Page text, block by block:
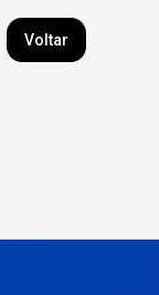
Voltar